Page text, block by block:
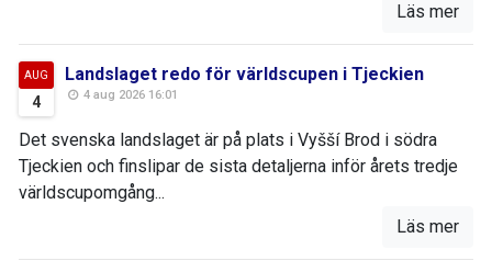
Läs mer
AUG
4
Landslaget redo för världscupen i Tjeckien
4 aug 2026 16:01
Det svenska landslaget är på plats i Vyšší Brod i södra
Tjeckien och finslipar de sista detaljerna inför årets tredje
världscupomgång...
Läs mer